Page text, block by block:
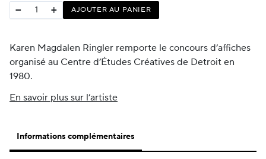
− + AJOUTER AU PANIER
Karen Magdalen Ringler remporte le concours d’affiches
organisé au Centre d’Études Créatives de Detroit en
1980.
En savoir plus sur l’artiste
Informations complémentaires